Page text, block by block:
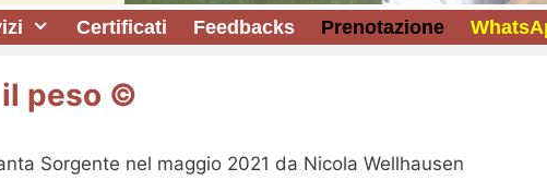
Certificati Feedbacks Prenotazione
peso ©
Sorgente nel maggio 2021 da Nicola Wellhausen